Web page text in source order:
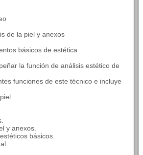
de la piel y anexos
básicos de estética
la función de análisis estético de
funciones de este técnico e incluye
y anexos.
básicos.